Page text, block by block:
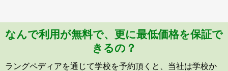
なんで利用が無料で、更に最低価格を保証で
きるの？
ラングペディアを通じて学校を予約頂くと、当社は学校か